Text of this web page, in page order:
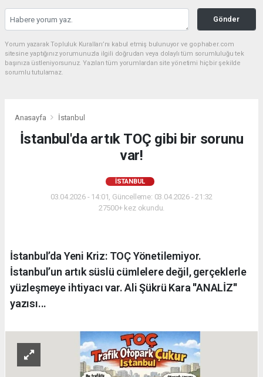
Gönder
Yorum yazarak Topluluk Kuralları’nı kabul etmiş bulunuyor ve gophaber.com
sitesine yaptığınız yorumunuzla ilgili doğrudan veya dolaylı tüm sorumluluğu tek
başınıza üstleniyorsunuz. Yazılan tüm yorumlardan site yönetimi hiçbir şekilde
sorumlu tutulamaz.
Anasayfa İstanbul
İstanbul'da artık TOÇ gibi bir sorunu
var!
İSTANBUL
03.04.2026 - 14:01, Güncelleme: 03.04.2026 - 21:32
27500+ kez okundu.
İstanbul’da Yeni Kriz: TOÇ Yönetilemiyor.
İstanbul’un artık süslü cümlelere değil, gerçeklerle
yüzleşmeye ihtiyacı var. Ali Şükrü Kara ''ANALİZ''
yazısı...